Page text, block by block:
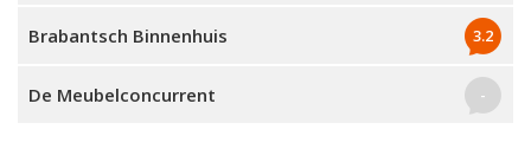
Brabantsch Binnenhuis 3.2
De Meubelconcurrent -